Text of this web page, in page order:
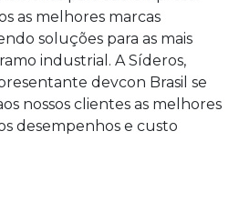
as melhores marcas
soluções para as mais
industrial. A Síderos,
devcon Brasil se
nossos clientes as melhores
desempenhos e custo